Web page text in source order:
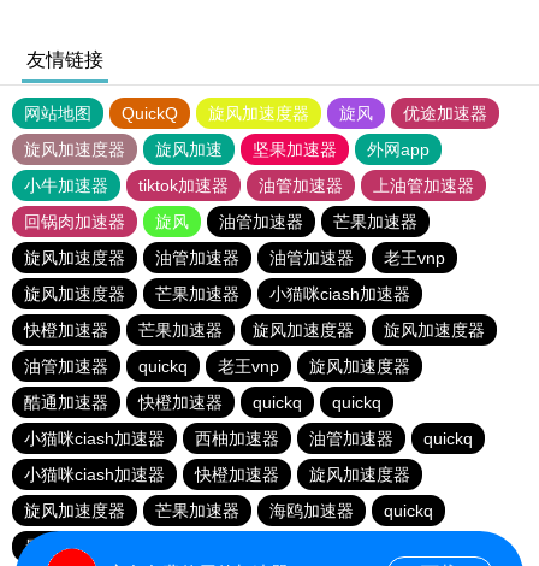
友情链接
网站地图 QuickQ 旋风加速度器 旋风
优途加速器
旋风加速度器
旋风加速 坚果加速器
外网app
小牛加速器
tiktok加速器 油管加速器
上油管加速器
回锅肉加速器
旋风 油管加速器
芒果加速器
旋风加速度器
油管加速器 油管加速器
老王vnp
旋风加速度器
芒果加速器
小猫咪ciash加速器
快橙加速器
芒果加速器 旋风加速度器
旋风加速度器
油管加速器
quickq 老王vnp
旋风加速度器
酷通加速器
快橙加速器 quickq
quickq
小猫咪ciash加速器
西柚加速器 油管加速器
quickq
小猫咪ciash加速器
快橙加速器
旋风加速度器
旋风加速度器
芒果加速器 海鸥加速器
quickq
暴雪vp